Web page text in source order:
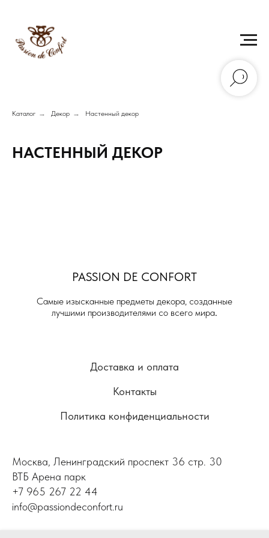
Каталог → Декор → Настенный декор
НАСТЕННЫЙ ДЕКОР
PASSION DE CONFORT
Самые изысканные предметы декора, созданные
лучшими производителями со всего мира.
Доставка и оплата
Контакты
Политика конфиденциальности
Москва, Ленинградский проспект 36 стр. 30
ВТБ Арена парк
+7 965 267 22 44
info@passiondeconfort.ru